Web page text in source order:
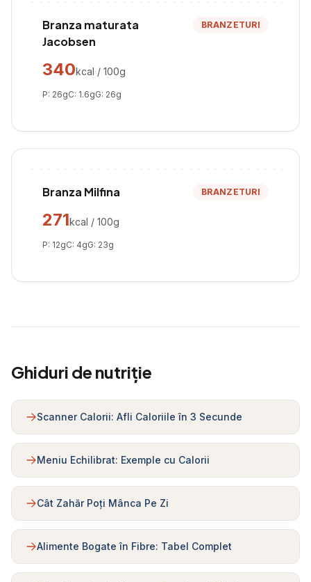
Branza maturata
Jacobsen
BRANZETURI
340kcal / 100g
P: 26gC: 1.6gG: 26g
Branza Milfina BRANZETURI
271kcal / 100g
P: 12gC: 4gG: 23g
Ghiduri de nutriție
Scanner Calorii: Afli Caloriile în 3 Secunde
Meniu Echilibrat: Exemple cu Calorii
Cât Zahăr Poți Mânca Pe Zi
Alimente Bogate în Fibre: Tabel Complet